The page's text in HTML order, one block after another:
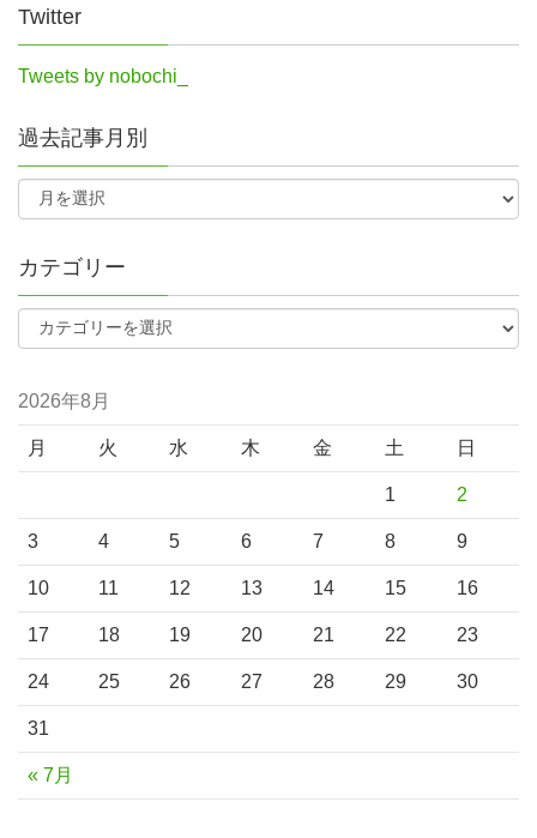
Twitter
Tweets by nobochi_
過去記事月別
カテゴリー
2026年8月
月 火 水 木 金 土 日
« 7月
1 2
3 4 5 6 7 8 9
10 11 12 13 14 15 16
17 18 19 20 21 22 23
24 25 26 27 28 29 30
31